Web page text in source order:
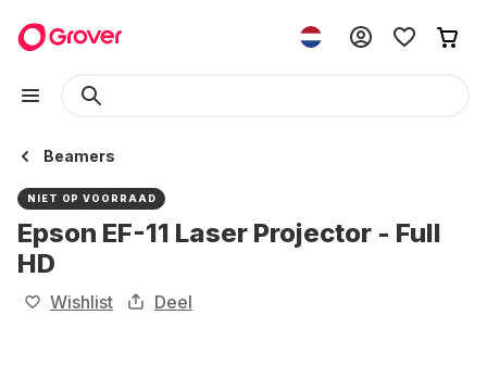
Beamers
NIET OP VOORRAAD
Epson EF-11 Laser Projector - Full
HD
Wishlist Deel